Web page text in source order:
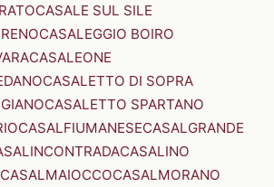
CASALE SUL SILE
CASALEGGIO BOIRO
CASALEONE
CASALETTO DI SOPRA
CASALETTO SPARTANO
CASALFIUMANESECASALGRANDE
CASALINO
CASALMAIOCCOCASALMORANO